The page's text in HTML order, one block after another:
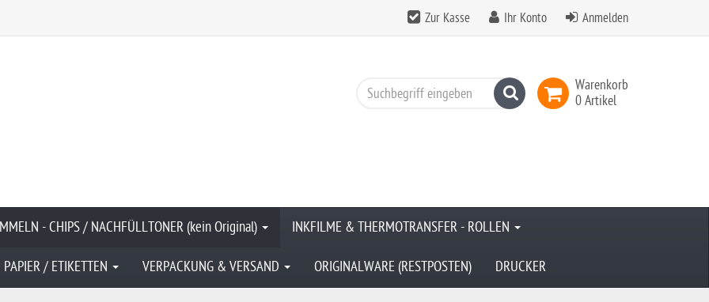
Zur Kasse Ihr Konto Anmelden
Warenkorb
0 Artikel
Suchen
- CHIPS / NACHFÜLLTONER (kein Original) INKFILME & THERMOTRANSFER - ROLLEN
PAPIER / ETIKETTEN VERPACKUNG & VERSAND ORIGINALWARE (RESTPOSTEN) DRUCKER